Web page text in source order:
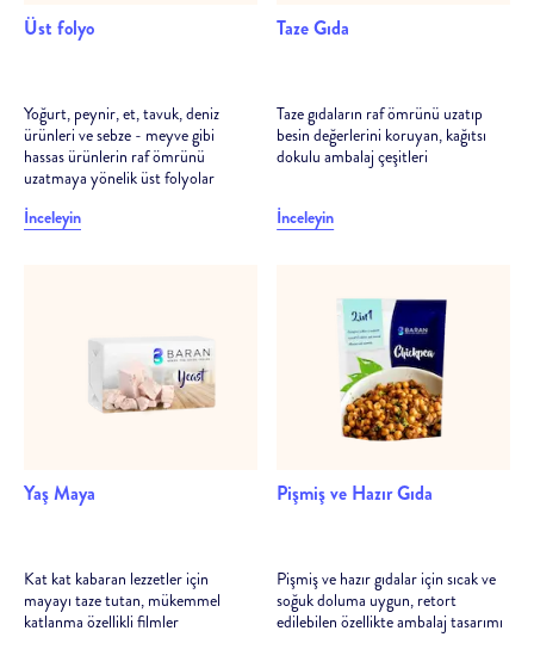
Üst folyo
Yoğurt, peynir, et, tavuk, deniz
ürünleri ve sebze - meyve gibi
hassas ürünlerin raf ömrünü
uzatmaya yönelik üst folyolar
İnceleyin
Taze Gıda
Taze gıdaların raf ömrünü uzatıp
besin değerlerini koruyan, kağıtsı
dokulu ambalaj çeşitleri
İnceleyin
Yaş Maya
Kat kat kabaran lezzetler için
mayayı taze tutan, mükemmel
katlanma özellikli filmler
Pişmiş ve Hazır Gıda
Pişmiş ve hazır gıdalar için sıcak ve
soğuk doluma uygun, retort
edilebilen özellikte ambalaj tasarımı